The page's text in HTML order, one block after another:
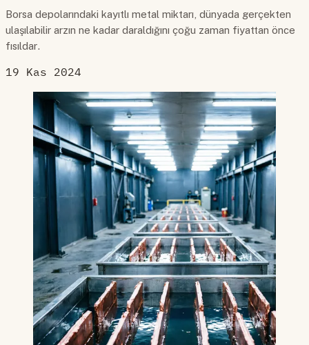
Borsa depolarındaki kayıtlı metal miktarı, dünyada gerçekten
ulaşılabilir arzın ne kadar daraldığını çoğu zaman fiyattan önce
fısıldar.
19 Kas 2024